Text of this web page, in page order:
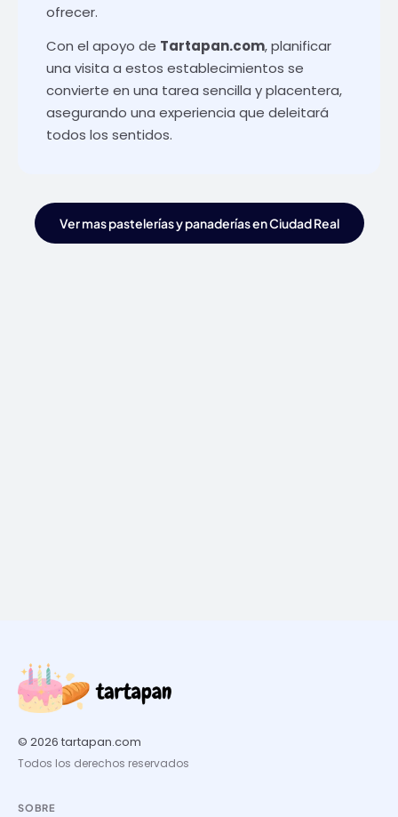
ofrecer.
Con el apoyo de Tartapan.com, planificar
una visita a estos establecimientos se
convierte en una tarea sencilla y placentera,
asegurando una experiencia que deleitará
todos los sentidos.
Ver mas pastelerías y panaderías en Ciudad Real
© 2026 tartapan.com
Todos los derechos reservados
SOBRE